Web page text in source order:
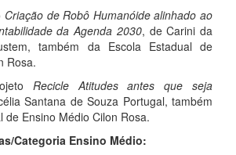
Criação de Robô Humanóide alinhado ao
da Agenda 2030, de Carini da
também da Escola Estadual de
Rosa.
Recicle Atitudes antes que seja
Santana de Souza Portugal, também
de Ensino Médio Cilon Rosa.
Categoria Ensino Médio: